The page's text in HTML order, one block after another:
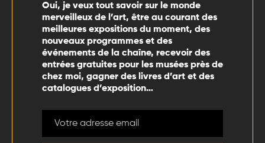
Oui, je veux tout savoir sur le monde
merveilleux de l’art, être au courant des
meilleures expositions du moment, des
nouveaux programmes et des
événements de la chaîne, recevoir des
entrées gratuites pour les musées près de
chez moi, gagner des livres d’art et des
catalogues d’exposition…